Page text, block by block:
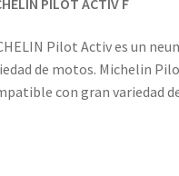
Pilot Activ es un
de motos. Michelin
con gran variedad